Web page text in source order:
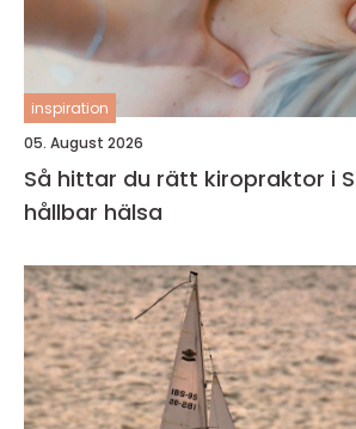
inspiration
05. August 2026
Så hittar du rätt kiropraktor i
hållbar hälsa